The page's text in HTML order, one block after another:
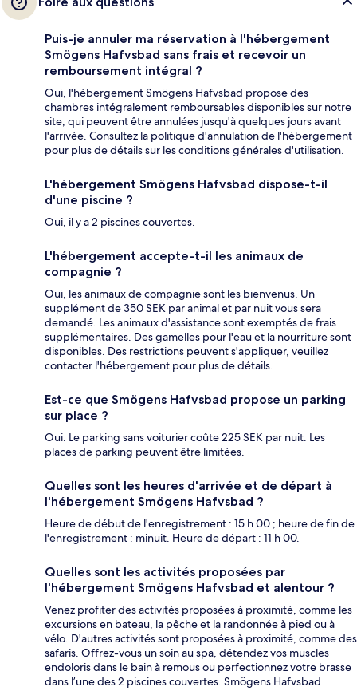
Puis-je annuler ma réservation à l'hébergement
Smögens Hafvsbad sans frais et recevoir un
remboursement intégral ?
Oui, l'hébergement Smögens Hafvsbad propose des
chambres intégralement remboursables disponibles sur notre
site, qui peuvent être annulées jusqu'à quelques jours avant
l'arrivée. Consultez la politique d'annulation de l'hébergement
pour plus de détails sur les conditions générales d'utilisation.
L'hébergement Smögens Hafvsbad dispose-t-il
d'une piscine ?
Oui, il y a 2 piscines couvertes.
L'hébergement accepte-t-il les animaux de
compagnie ?
Oui, les animaux de compagnie sont les bienvenus. Un
supplément de 350 SEK par animal et par nuit vous sera
demandé. Les animaux d'assistance sont exemptés de frais
supplémentaires. Des gamelles pour l'eau et la nourriture sont
disponibles. Des restrictions peuvent s'appliquer, veuillez
contacter l'hébergement pour plus de détails.
Est-ce que Smögens Hafvsbad propose un parking
sur place ?
Oui. Le parking sans voiturier coûte 225 SEK par nuit. Les
places de parking peuvent être limitées.
Quelles sont les heures d'arrivée et de départ à
l'hébergement Smögens Hafvsbad ?
Heure de début de l'enregistrement : 15 h 00 ; heure de fin de
l'enregistrement : minuit. Heure de départ : 11 h 00.
Quelles sont les activités proposées par
l'hébergement Smögens Hafvsbad et alentour ?
Venez profiter des activités proposées à proximité, comme les
excursions en bateau, la pêche et la randonnée à pied ou à
vélo. D'autres activités sont proposées à proximité, comme des
safaris. Offrez-vous un soin au spa, détendez vos muscles
endoloris dans le bain à remous ou perfectionnez votre brasse
dans l’une des 2 piscines couvertes. Smögens Hafvsbad